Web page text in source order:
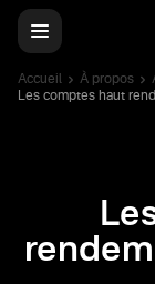
Accueil À propos
Les comptes haut